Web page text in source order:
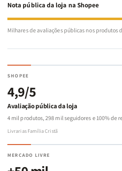
Nota pública da loja na Shopee
Milhares de avaliações públicas nos produtos
SHOPEE
4,9/5
Avaliação pública da loja
4 mil produtos, 298 mil seguidores e 100% de
Livrarias Família Cristã
MERCADO LIVRE